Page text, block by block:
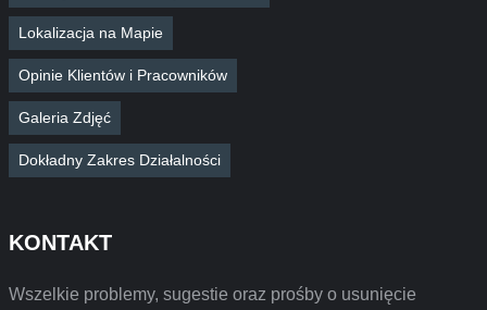
Lokalizacja na Mapie
Opinie Klientów i Pracowników
Galeria Zdjęć
Dokładny Zakres Działalności
KONTAKT
Wszelkie problemy, sugestie oraz prośby o usunięcie